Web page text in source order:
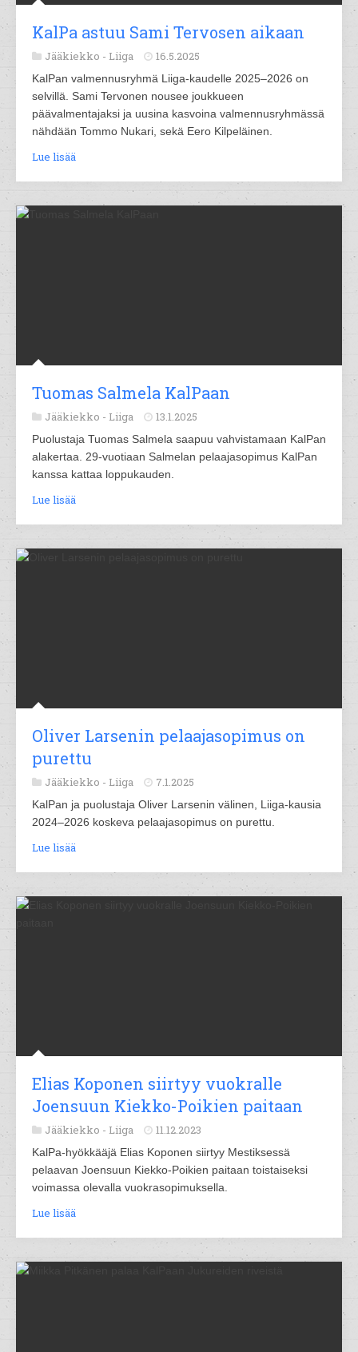
KalPa astuu Sami Tervosen aikaan
Jääkiekko - Liiga 16.5.2025
KalPan valmennusryhmä Liiga-kaudelle 2025–2026 on
selvillä. Sami Tervonen nousee joukkueen
päävalmentajaksi ja uusina kasvoina valmennusryhmässä
nähdään Tommo Nukari, sekä Eero Kilpeläinen.
Lue lisää
Tuomas Salmela KalPaan
Jääkiekko - Liiga 13.1.2025
Puolustaja Tuomas Salmela saapuu vahvistamaan KalPan
alakertaa. 29-vuotiaan Salmelan pelaajasopimus KalPan
kanssa kattaa loppukauden.
Lue lisää
Oliver Larsenin pelaajasopimus on
purettu
Jääkiekko - Liiga 7.1.2025
KalPan ja puolustaja Oliver Larsenin välinen, Liiga-kausia
2024–2026 koskeva pelaajasopimus on purettu.
Lue lisää
Elias Koponen siirtyy vuokralle
Joensuun Kiekko-Poikien paitaan
Jääkiekko - Liiga 11.12.2023
KalPa-hyökkääjä Elias Koponen siirtyy Mestiksessä
pelaavan Joensuun Kiekko-Poikien paitaan toistaiseksi
voimassa olevalla vuokrasopimuksella.
Lue lisää